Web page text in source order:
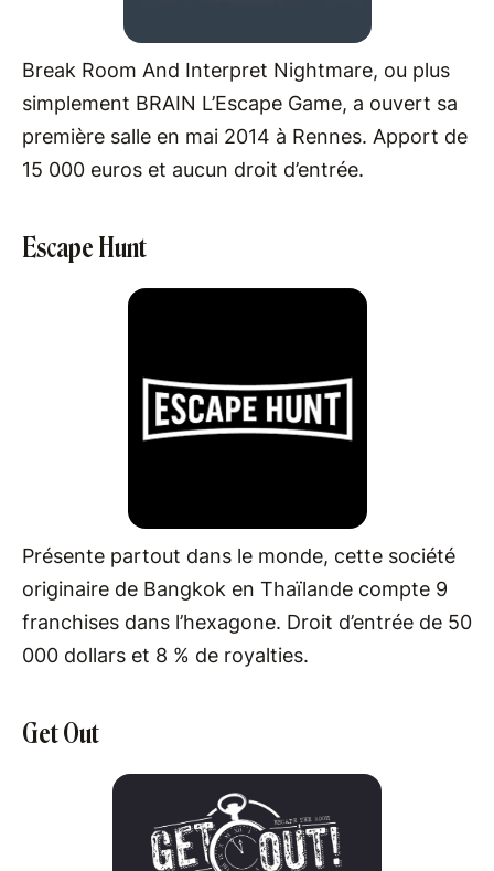
Break Room And Interpret Nightmare, ou plus
simplement BRAIN L’Escape Game, a ouvert sa
première salle en mai 2014 à Rennes. Apport de
15 000 euros et aucun droit d’entrée.
Escape Hunt
Présente partout dans le monde, cette société
originaire de Bangkok en Thaïlande compte 9
franchises dans l’hexagone. Droit d’entrée de 50
000 dollars et 8 % de royalties.
Get Out